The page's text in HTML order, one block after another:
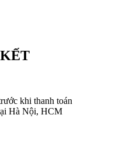
khi thanh toán
Hà Nội, HCM